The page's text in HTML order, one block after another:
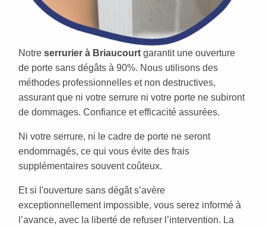
Notre serrurier à Briaucourt garantit une ouverture
de porte sans dégâts à 90%. Nous utilisons des
méthodes professionnelles et non destructives,
assurant que ni votre serrure ni votre porte ne subiront
de dommages. Confiance et efficacité assurées.
Ni votre serrure, ni le cadre de porte ne seront
endommagés, ce qui vous évite des frais
supplémentaires souvent coûteux.
Et si l'ouverture sans dégât s’avère
exceptionnellement impossible, vous serez informé à
l’avance, avec la liberté de refuser l’intervention. La